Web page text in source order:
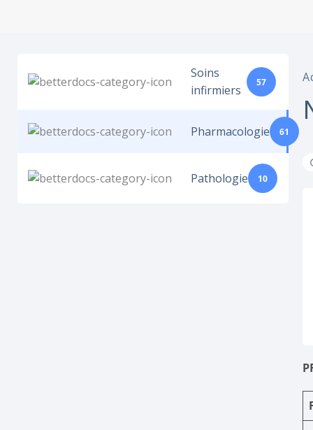
Soins
infirmiers
57
Pharmacologie 61
Pathologie 10